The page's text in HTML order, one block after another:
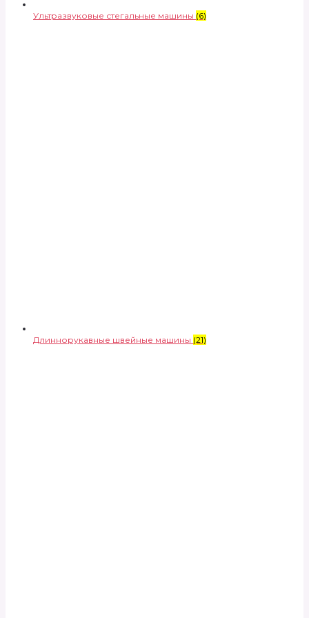
Ультразвуковые стегальные машины (6)
Длиннорукавные швейные машины (21)